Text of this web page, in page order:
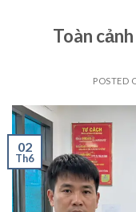
Toàn
POSTED
02
Th6